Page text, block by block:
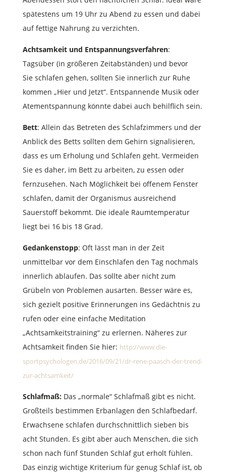
spätestens um 19 Uhr zu Abend zu essen und dabei
auf fettige Nahrung zu verzichten.
Achtsamkeit und Entspannungsverfahren:
Tagsüber (in größeren Zeitabständen) und bevor
Sie schlafen gehen, sollten Sie innerlich zur Ruhe
kommen „Hier und Jetzt“. Entspannende Musik oder
Atementspannung könnte dabei auch behilflich sein.
Bett: Allein das Betreten des Schlafzimmers und der
Anblick des Betts sollten dem Gehirn signalisieren,
dass es um Erholung und Schlafen geht. Vermeiden
Sie es daher, im Bett zu arbeiten, zu essen oder
fernzusehen. Nach Möglichkeit bei offenem Fenster
schlafen, damit der Organismus ausreichend
Sauerstoff bekommt. Die ideale Raumtemperatur
liegt bei 16 bis 18 Grad.
Gedankenstopp: Oft lässt man in der Zeit
unmittelbar vor dem Einschlafen den Tag nochmals
innerlich ablaufen. Das sollte aber nicht zum
Grübeln von Problemen ausarten. Besser wäre es,
sich gezielt positive Erinnerungen ins Gedächtnis zu
rufen oder eine einfache Meditation
„Achtsamkeitstraining“ zu erlernen. Näheres zur
Achtsamkeit finden Sie hier: http://www.die-
sportpsychologen.de/2016/09/21/dr-rene-paasch-der-trend-
zur-achtsamkeit/
Schlafmaß:Das „normale“ Schlafmaß gibt es nicht.
Großteils bestimmen Erbanlagen den Schlafbedarf.
Erwachsene schlafen durchschnittlich sieben bis
acht Stunden. Es gibt aber auch Menschen, die sich
schon nach fünf Stunden Schlaf gut erholt fühlen.
Das einzig wichtige Kriterium für genug Schlaf ist, ob